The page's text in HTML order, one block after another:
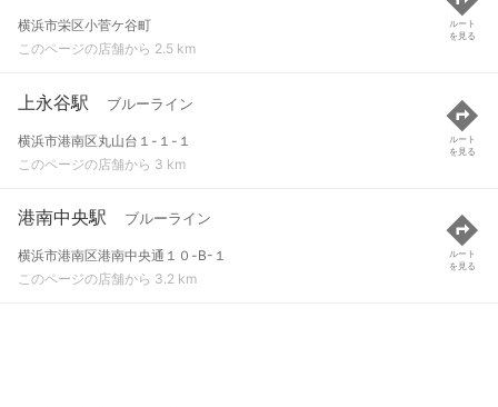
横浜市栄区小菅ケ谷町
このページの店舗から 2.5 km
ルート
を見る
上永谷駅 ブルーライン
横浜市港南区丸山台１-１-１
このページの店舗から 3 km
ルート
を見る
港南中央駅 ブルーライン
横浜市港南区港南中央通１０-B-１
このページの店舗から 3.2 km
ルート
を見る